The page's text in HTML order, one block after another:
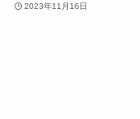
2023年11月16日